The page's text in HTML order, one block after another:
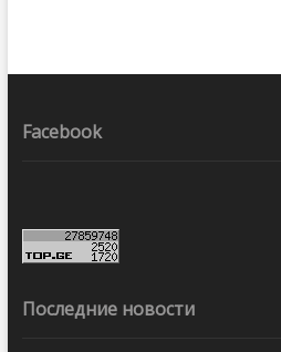
Facebook
Последние новости